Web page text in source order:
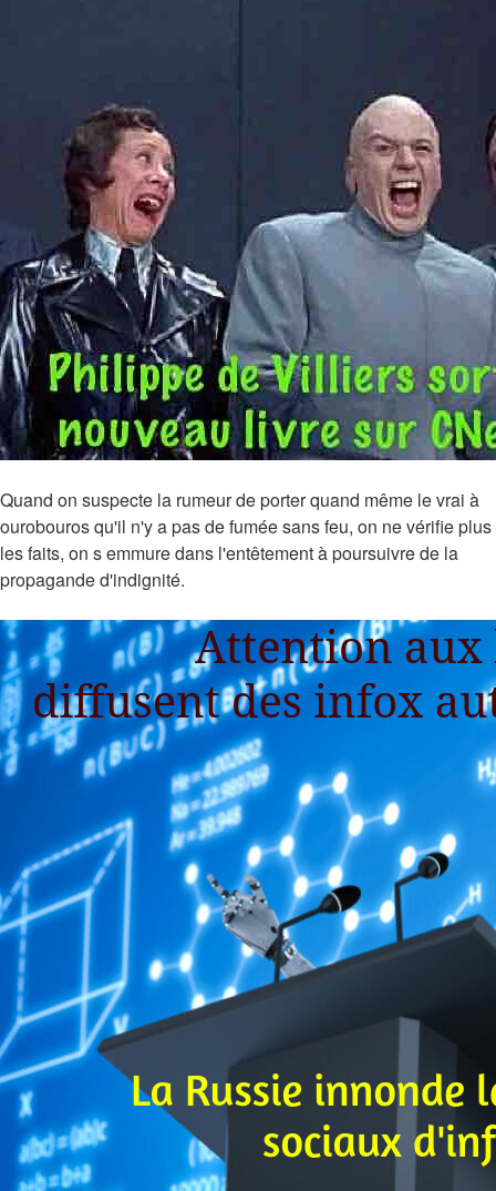
Quand on suspecte la rumeur de porter quand même le vrai à
ourobouros qu'il n'y a pas de fumée sans feu, on ne vérifie plus
les faits, on s emmure dans l'entêtement à poursuivre de la
propagande d'indignité.